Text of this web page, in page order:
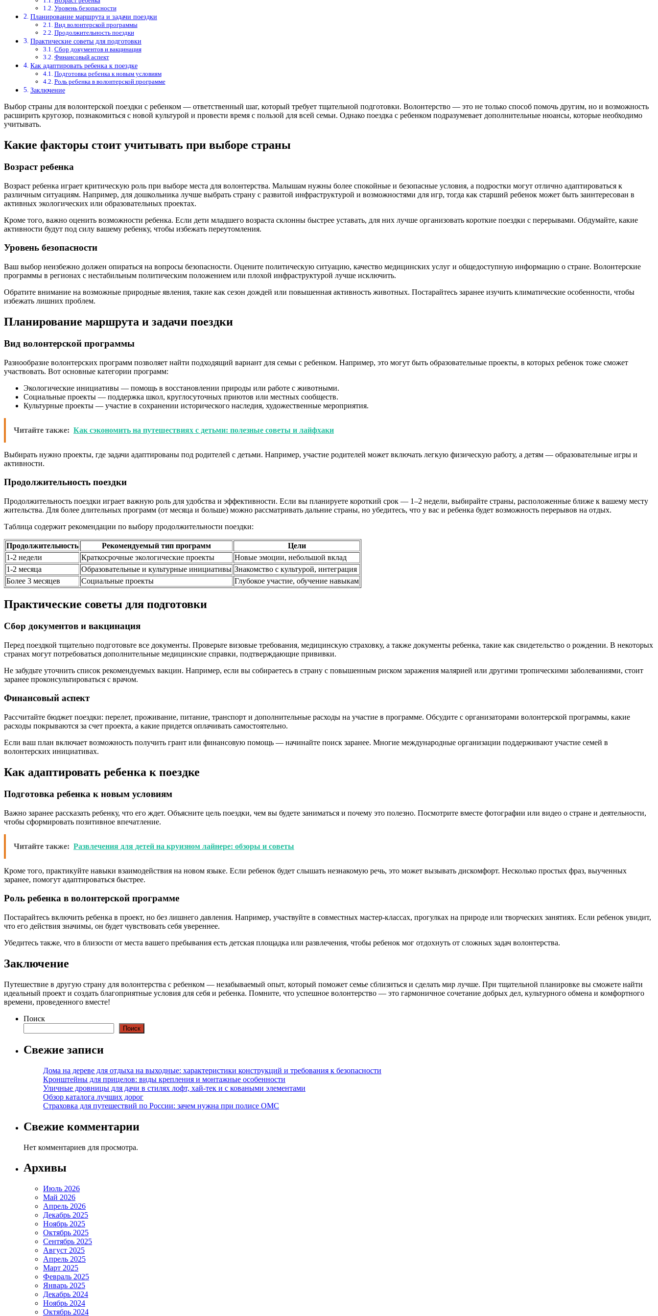
Уровень безопасности
Планирование маршрута и задачи поездки
Вид волонтерской программы
Продолжительность поездки
Практические советы для подготовки
Сбор документов и вакцинация
Финансовый аспект
Как адаптировать ребенка к поездке
Подготовка ребенка к новым условиям
Роль ребенка в волонтерской программе
Заключение
Выбор страны для волонтерской поездки с ребенком — ответственный шаг, который требует тщательной подготовки. Волонтерство — это не только способ помочь другим, но и возможность
расширить кругозор, познакомиться с новой культурой и провести время с пользой для всей семьи. Однако поездка с ребенком подразумевает дополнительные нюансы, которые необходимо
учитывать.
Какие факторы стоит учитывать при выборе страны
Возраст ребенка
Возраст ребенка играет критическую роль при выборе места для волонтерства. Малышам нужны более спокойные и безопасные условия, а подростки могут отлично адаптироваться к
различным ситуациям. Например, для дошкольника лучше выбрать страну с развитой инфраструктурой и возможностями для игр, тогда как старший ребенок может быть заинтересован в
активных экологических или образовательных проектах.
Кроме того, важно оценить возможности ребенка. Если дети младшего возраста склонны быстрее уставать, для них лучше организовать короткие поездки с перерывами. Обдумайте, какие
активности будут под силу вашему ребенку, чтобы избежать переутомления.
Уровень безопасности
Ваш выбор неизбежно должен опираться на вопросы безопасности. Оцените политическую ситуацию, качество медицинских услуг и общедоступную информацию о стране. Волонтерские
программы в регионах с нестабильным политическим положением или плохой инфраструктурой лучше исключить.
Обратите внимание на возможные природные явления, такие как сезон дождей или повышенная активность животных. Постарайтесь заранее изучить климатические особенности, чтобы
избежать лишних проблем.
Планирование маршрута и задачи поездки
Вид волонтерской программы
Разнообразие волонтерских программ позволяет найти подходящий вариант для семьи с ребенком. Например, это могут быть образовательные проекты, в которых ребенок тоже сможет
участвовать. Вот основные категории программ:
Экологические инициативы — помощь в восстановлении природы или работе с животными.
Социальные проекты — поддержка школ, круглосуточных приютов или местных сообществ.
Культурные проекты — участие в сохранении исторического наследия, художественные мероприятия.
Читайте также: Как сэкономить на путешествиях с детьми: полезные советы и лайфхаки
Выбирать нужно проекты, где задачи адаптированы под родителей с детьми. Например, участие родителей может включать легкую физическую работу, а детям — образовательные игры и
активности.
Продолжительность поездки
Продолжительность поездки играет важную роль для удобства и эффективности. Если вы планируете короткий срок — 1–2 недели, выбирайте страны, расположенные ближе к вашему месту
жительства. Для более длительных программ (от месяца и больше) можно рассматривать дальние страны, но убедитесь, что у вас и ребенка будет возможность перерывов на отдых.
Таблица содержит рекомендации по выбору продолжительности поездки:
Продолжительность Рекомендуемый тип программ
Цели
1-2 недели
Краткосрочные экологические проекты
Новые эмоции, небольшой вклад
1-2 месяца
Образовательные и культурные инициативы Знакомство с культурой, интеграция
Более 3 месяцев
Социальные проекты Глубокое участие, обучение навыкам
Практические советы для подготовки
Сбор документов и вакцинация
Перед поездкой тщательно подготовьте все документы. Проверьте визовые требования, медицинскую страховку, а также документы ребенка, такие как свидетельство о рождении. В некоторых
странах могут потребоваться дополнительные медицинские справки, подтверждающие прививки.
Не забудьте уточнить список рекомендуемых вакцин. Например, если вы собираетесь в страну с повышенным риском заражения малярией или другими тропическими заболеваниями, стоит
заранее проконсультироваться с врачом.
Финансовый аспект
Рассчитайте бюджет поездки: перелет, проживание, питание, транспорт и дополнительные расходы на участие в программе. Обсудите с организаторами волонтерской программы, какие
расходы покрываются за счет проекта, а какие придется оплачивать самостоятельно.
Если ваш план включает возможность получить грант или финансовую помощь — начинайте поиск заранее. Многие международные организации поддерживают участие семей в
волонтерских инициативах.
Как адаптировать ребенка к поездке
Подготовка ребенка к новым условиям
Важно заранее рассказать ребенку, что его ждет. Объясните цель поездки, чем вы будете заниматься и почему это полезно. Посмотрите вместе фотографии или видео о стране и деятельности,
чтобы сформировать позитивное впечатление.
Читайте также: Развлечения для детей на круизном лайнере: обзоры и советы
Кроме того, практикуйте навыки взаимодействия на новом языке. Если ребенок будет слышать незнакомую речь, это может вызывать дискомфорт. Несколько простых фраз, выученных
заранее, помогут адаптироваться быстрее.
Роль ребенка в волонтерской программе
Постарайтесь включить ребенка в проект, но без лишнего давления. Например, участвуйте в совместных мастер-классах, прогулках на природе или творческих занятиях. Если ребенок увидит,
что его действия значимы, он будет чувствовать себя увереннее.
Убедитесь также, что в близости от места вашего пребывания есть детская площадка или развлечения, чтобы ребенок мог отдохнуть от сложных задач волонтерства.
Заключение
Путешествие в другую страну для волонтерства с ребенком — незабываемый опыт, который поможет семье сблизиться и сделать мир лучше. При тщательной планировке вы сможете найти
идеальный проект и создать благоприятные условия для себя и ребенка. Помните, что успешное волонтерство — это гармоничное сочетание добрых дел, культурного обмена и комфортного
времени, проведенного вместе!
Поиск
Поиск
Свежие записи
Дома на дереве для отдыха на выходные: характеристики конструкций и требования к безопасности
Кронштейны для прицелов: виды крепления и монтажные особенности
Уличные дровницы для дачи в стилях лофт, хай-тек и с коваными элементами
Обзор каталога лучших дорог
Страховка для путешествий по России: зачем нужна при полисе ОМС
Свежие комментарии
Нет комментариев для просмотра.
Архивы
Июль 2026
Май 2026
Апрель 2026
Декабрь 2025
Ноябрь 2025
Октябрь 2025
Сентябрь 2025
Август 2025
Апрель 2025
Март 2025
Февраль 2025
Январь 2025
Декабрь 2024
Ноябрь 2024
Октябрь 2024